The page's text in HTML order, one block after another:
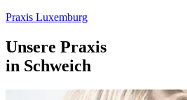
Praxis Luxemburg
Unsere Praxis
in Schweich